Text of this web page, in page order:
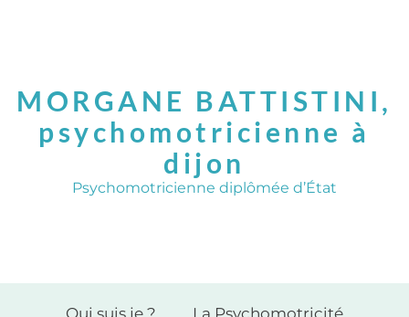
MORGANE BATTISTINI,
psychomotricienne à
dijon
Psychomotricienne diplômée d’État